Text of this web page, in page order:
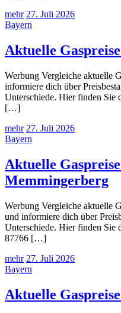
mehr 27. Juli 2026
Bayern
Aktuelle
Werbung Vergleiche aktuelle
informiere dich über
Unterschiede. Hier finden Sie
[…]
mehr 27. Juli 2026
Bayern
Aktuelle
Memmingerberg
Werbung Vergleiche aktuelle
und informiere dich über
Unterschiede. Hier finden Sie
87766 […]
mehr 27. Juli 2026
Bayern
Aktuelle